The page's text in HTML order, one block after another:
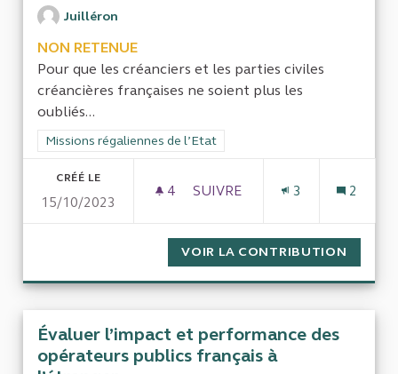
Juilléron
NON RETENUE
Pour que les créanciers et les parties civiles
créancières françaises ne soient plus les
oubliés...
Filtrer les résultats de la catégorie : Missions régaliennes de
Missions régaliennes de l’Etat
CRÉÉ LE
15/10/2023
4 4 ABONNÉS
SUIVRE
3 2
VOIR LA CONTRIBUTION
Évaluer l’impact et performance des
opérateurs publics français à